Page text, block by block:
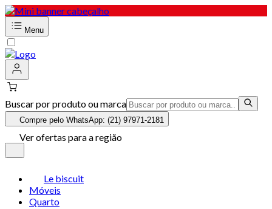
Menu
Buscar por produto ou marca
Compre pelo WhatsApp: (21) 97971-2181
Ver ofertas para a região
Le biscuit
Móveis
Quarto